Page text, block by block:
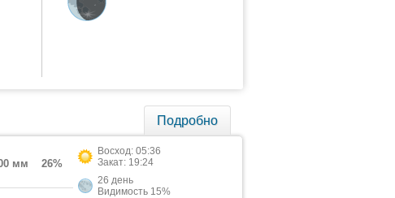
Подробно
мм 26%
Восход: 05:36
Закат: 19:24
26 день
Видимость 15%